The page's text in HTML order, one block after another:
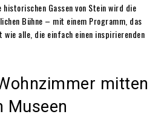
Gassen von Stein wird die
Bühne – mit einem Programm, das
wie alle, die einfach einen inspirierenden
mitten
Museen